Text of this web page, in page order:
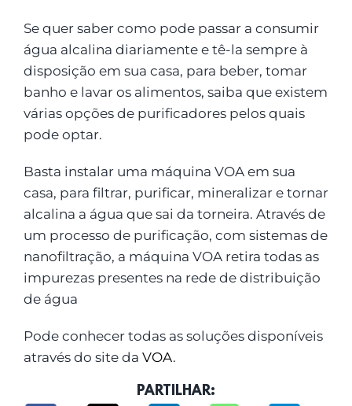
Se quer saber como pode passar a consumir
água alcalina diariamente e tê-la sempre à
disposição em sua casa, para beber, tomar
banho e lavar os alimentos, saiba que existem
várias opções de purificadores pelos quais
pode optar.
Basta instalar uma máquina VOA em sua
casa, para filtrar, purificar, mineralizar e tornar
alcalina a água que sai da torneira. Através de
um processo de purificação, com sistemas de
nanofiltração, a máquina VOA retira todas as
impurezas presentes na rede de distribuição
de água
Pode conhecer todas as soluções disponíveis
através do site da VOA.
PARTILHAR: